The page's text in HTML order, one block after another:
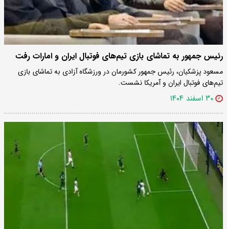
رئیس جمهور به تماشای بازی تیم‌های فوتبال ایران و امارات رفت
مسعود پزشکیان، رئیس جمهور کشورمان در ورزشگاه آزادی به تماشای بازی
تیم‌های فوتبال ایران و آمریکا نشست.
۳۰ اسفند ۱۴۰۴